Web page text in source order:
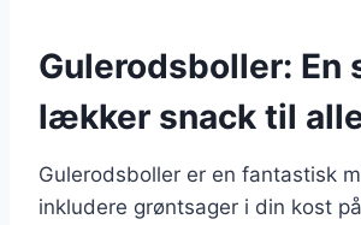
Gulerodsboller: En
lækker snack til
Gulerodsboller er en fantastisk
inkludere grøntsager i din kost